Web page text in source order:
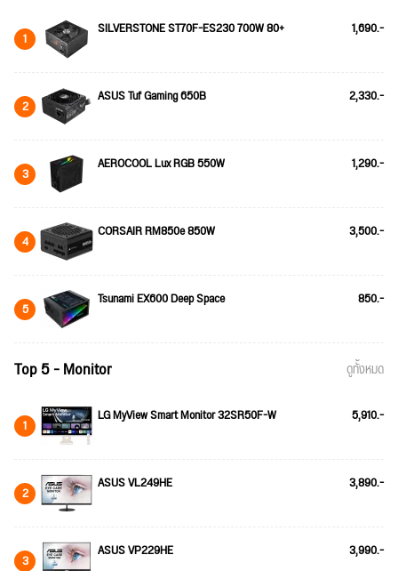
1 SILVERSTONE ST70F-ES230 700W 80+ 1,690.-
2 ASUS Tuf Gaming 650B 2,330.-
3 AEROCOOL Lux RGB 550W 1,290.-
4 CORSAIR RM850e 850W 3,500.-
5 Tsunami EX600 Deep Space 850.-
Top 5 - Monitor ดูทั้งหมด
1 LG MyView Smart Monitor 32SR50F-W 5,910.-
2 ASUS VL249HE 3,890.-
3 ASUS VP229HE 3,990.-